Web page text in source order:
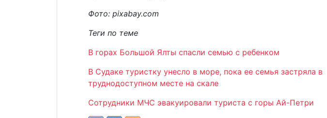
Фото: pixabay.com
Теги по теме
В горах Большой Ялты спасли семью с ребенком
В Судаке туристку унесло в море, пока ее семья застряла в
труднодоступном месте на скале
Сотрудники МЧС эвакуировали туриста с горы Ай-Петри